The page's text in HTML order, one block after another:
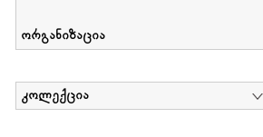
ორგანიზაცია
კოლექცია